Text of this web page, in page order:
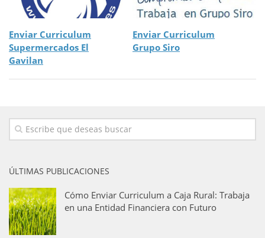
Enviar Curriculum
Supermercados El
Gavilan
Enviar Curriculum
Grupo Siro
ÚLTIMAS PUBLICACIONES
Cómo Enviar Curriculum a Caja Rural: Trabaja
en una Entidad Financiera con Futuro